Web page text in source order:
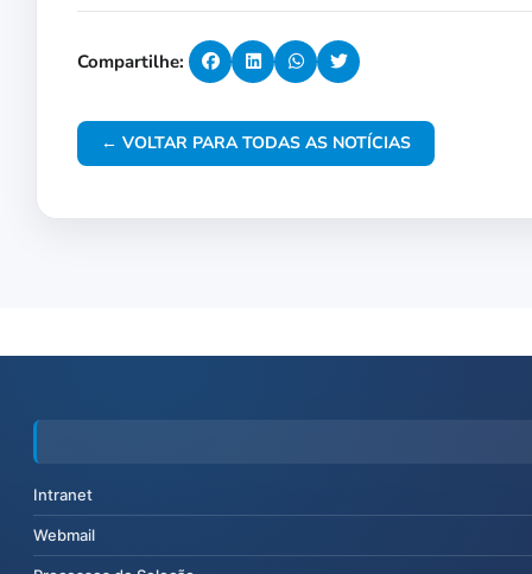
Compartilhe:
← VOLTAR PARA TODAS AS NOTÍCIAS
Intranet
Webmail